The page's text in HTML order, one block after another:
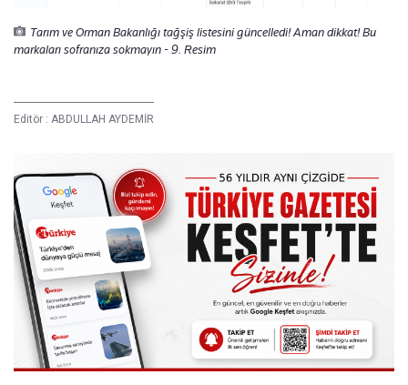
Tarım ve Orman Bakanlığı tağşiş listesini güncelledi! Aman dikkat! Bu
markaları sofranıza sokmayın - 9. Resim
Editör : ABDULLAH AYDEMİR